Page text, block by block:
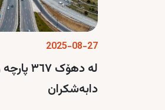
2025-08-27
لە دهۆک
دابەشکران